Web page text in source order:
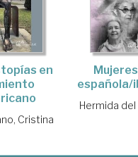
en
Cristina
española/
Hermida